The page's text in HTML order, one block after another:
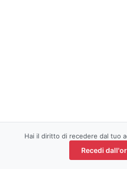
Hai il diritto di recedere dal tuo
Recedi